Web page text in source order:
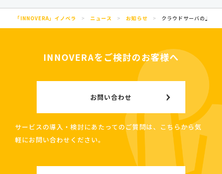
「INNOVERA」イノベラ > ニュース > お知らせ > クラウドサーバの上位
INNOVERAをご検討のお客様へ
お問い合わせ
サービスの導入・検討にあたってのご質問は、こちらから気
軽にお問い合わせください。